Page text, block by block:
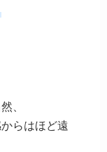
、
らはほど遠